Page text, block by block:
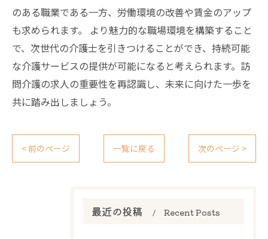
のある職業である一方、労働環境の改善や賃金のアップ
も求められます。 より魅力的な職場環境を構築すること
で、次世代の介護士を引きつけることができ、持続可能
な介護サービスの提供が可能になると考えられます。訪
問介護の求人の重要性を再認識し、未来に向けた一歩を
共に踏み出しましょう。
< 前のページ 一覧に戻る 次のページ >
最近の投稿 Recent Posts